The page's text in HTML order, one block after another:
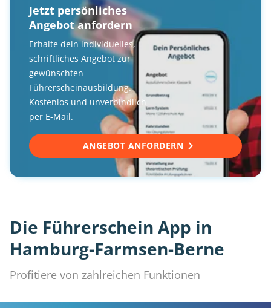
Jetzt persönliches
Angebot anfordern
Erhalte dein individuelles,
schriftliches Angebot zur
gewünschten
Führerscheinausbildung.
Kostenlos und unverbindlich
per E-Mail.
ANGEBOT ANFORDERN
Die Führerschein App in
Hamburg-Farmsen-Berne
Profitiere von zahlreichen Funktionen